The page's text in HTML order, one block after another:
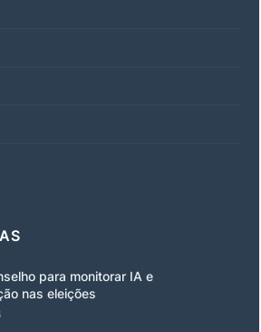
para monitorar IA e
nas eleições